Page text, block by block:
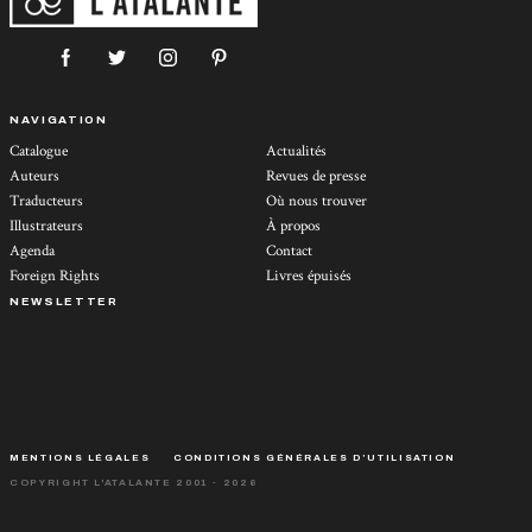
NAVIGATION
Catalogue
Auteurs
Traducteurs
Illustrateurs
Agenda
Foreign Rights
Actualités
Revues de presse
Où nous trouver
À propos
Contact
Livres épuisés
NEWSLETTER
MENTIONS LÉGALES CONDITIONS GÉNÉRALES D’UTILISATION
COPYRIGHT L'ATALANTE 2001 - 2026